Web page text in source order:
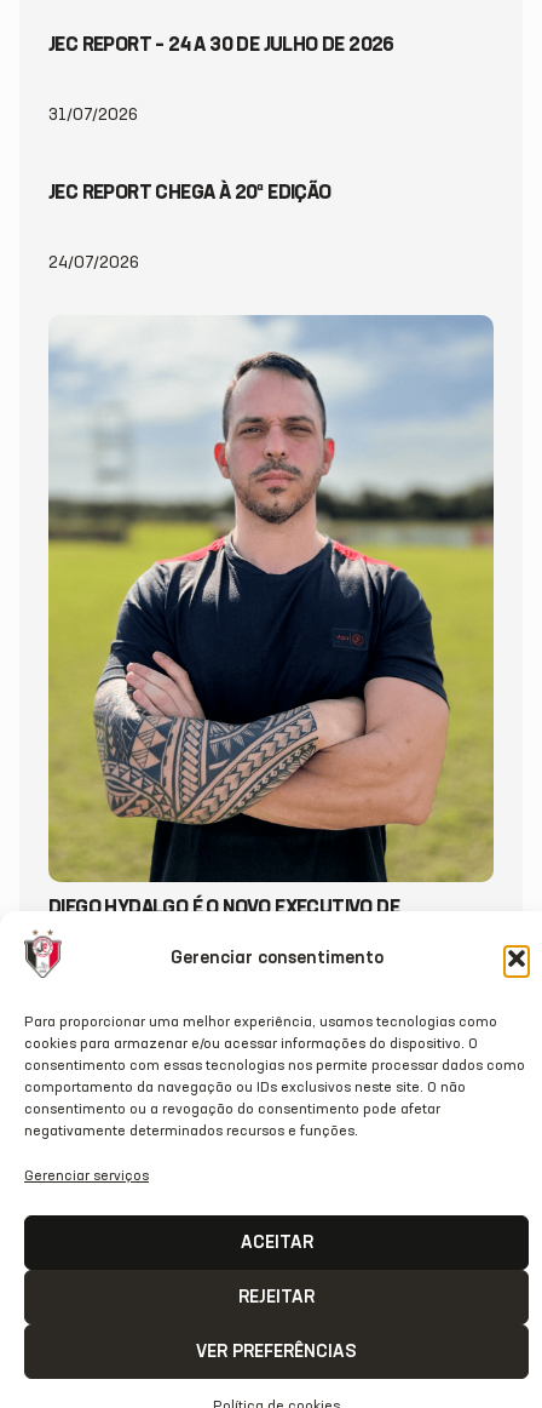
Gerenciar consentimento
Para proporcionar uma melhor experiência, usamos tecnologias como
cookies para armazenar e/ou acessar informações do dispositivo. O
consentimento com essas tecnologias nos permite processar dados como
comportamento da navegação ou IDs exclusivos neste site. O não
consentimento ou a revogação do consentimento pode afetar
negativamente determinados recursos e funções.
Gerenciar serviços
ACEITAR
REJEITAR
VER PREFERÊNCIAS
JEC REPORT – 24 A 30 DE JULHO DE 2026
31/07/2026
JEC REPORT CHEGA À 20ª EDIÇÃO
24/07/2026
DIEGO HYDALGO É O NOVO EXECUTIVO DE
FUTEBOL DO JEC
20/07/2026